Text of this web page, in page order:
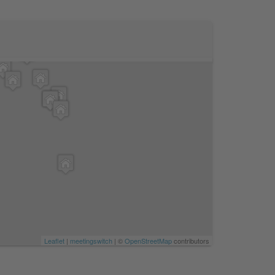
Leaflet | meetingswitch | ©OpenStreetMapcontributors